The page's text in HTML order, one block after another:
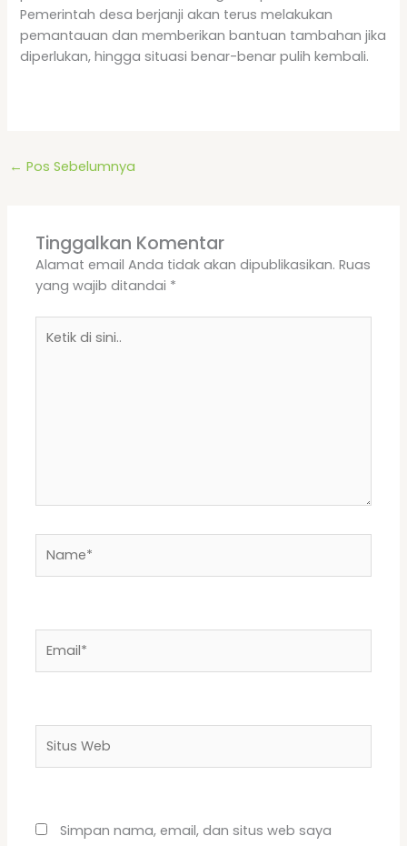
Pemerintah desa berjanji akan terus melakukan
pemantauan dan memberikan bantuan tambahan jika
diperlukan, hingga situasi benar-benar pulih kembali.
← Pos Sebelumnya
Tinggalkan Komentar
Alamat email Anda tidak akan dipublikasikan. Ruas
yang wajib ditandai *
di
Web
Simpan nama, email, dan situs web saya